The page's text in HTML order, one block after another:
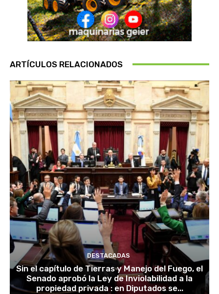
ARTÍCULOS RELACIONADOS
DESTACADAS
Sin el capítulo de Tierras y Manejo del Fuego, el
Senado aprobó la Ley de Inviolabilidad a la
propiedad privada : en Diputados se...